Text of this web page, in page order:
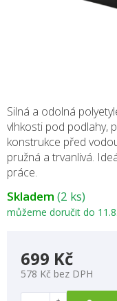
Skladem (2 ks)
můžeme doručit do
Silná a odolná
vlhkosti pod podlahy,
konstrukce před
pružná a trvanlivá.
práce.
699 Kč
578 Kč bez DPH